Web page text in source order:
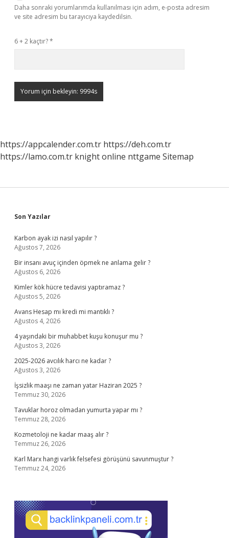
Daha sonraki yorumlarımda kullanılması için adım, e-posta adresim
ve site adresim bu tarayıcıya kaydedilsin.
6 + 2 kaçtır?*
https://appcalender.com.tr https://deh.com.tr
https://lamo.com.tr knight online nttgame Sitemap
Sidebar
Son Yazılar
Karbon ayak izi nasıl yapılır ?
Ağustos 7, 2026
Bir insanı avuç içinden öpmek ne anlama gelir ?
Ağustos 6, 2026
Kimler kök hücre tedavisi yaptıramaz ?
Ağustos 5, 2026
Avans Hesap mı kredi mi mantıklı ?
Ağustos 4, 2026
4 yaşındaki bir muhabbet kuşu konuşur mu ?
Ağustos 3, 2026
2025-2026 avcılık harcı ne kadar ?
Ağustos 3, 2026
İşsizlik maaşı ne zaman yatar Haziran 2025 ?
Temmuz 30, 2026
Tavuklar horoz olmadan yumurta yapar mı ?
Temmuz 28, 2026
Kozmetoloji ne kadar maaş alır ?
Temmuz 26, 2026
Karl Marx hangi varlık felsefesi görüşünü savunmuştur ?
Temmuz 24, 2026